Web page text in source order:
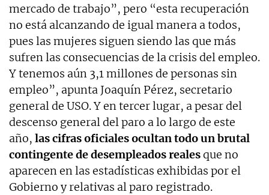
mercado de trabajo”, pero “esta recuperación
no está alcanzando de igual manera a todos,
pues las mujeres siguen siendo las que más
sufren las consecuencias de la crisis del empleo.
Y tenemos aún 3,1 millones de personas sin
empleo”, apunta Joaquín Pérez, secretario
general de USO. Y en tercer lugar, a pesar del
descenso general del paro a lo largo de este
año, las cifras oficiales ocultan todo un brutal
contingente de desempleados realesque no
aparecen en las estadísticas exhibidas por el
Gobierno y relativas al paro registrado.